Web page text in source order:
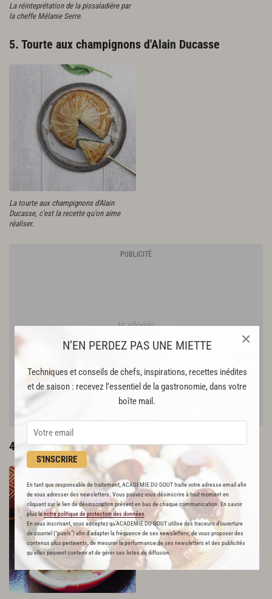
N’EN PERDEZ PAS UNE MIETTE
Techniques et conseils de chefs, inspirations, recettes inédites
et de saison : recevez l’essentiel de la gastronomie, dans votre
boîte mail.
S'INSCRIRE
En tant que responsable de traitement, ACADEMIE DU GOUT traite votre adresse email afin
de vous adresser des newsletters. Vous pouvez vous désinscrire à tout moment en
cliquant sur le lien de désinscription présent en bas de chaque communication. En savoir
plus lanotre politique de protection des données
En vous inscrivant, vous acceptez qu'ACADEMIE DU GOUT utilise des traceurs d’ouverture
de courriel (“pixels”) afin d’adapter la fréquence de ses newsletters, de vous proposer des
contenus plus pertinents, de mesurer la performance de ses newsletters et des publicités
qu’elles peuvent contenir et de gérer ses listes de diffusion.
×
La réinteprétation de la pissaladière par
la cheffe Mélanie Serre.
5. Tourte aux champignons d'Alain Ducasse
La tourte aux champignons d'Alain
Ducasse, c'est la recette qu'on aime
réaliser.
4. Clafoutis cerise d'Alain Ducasse